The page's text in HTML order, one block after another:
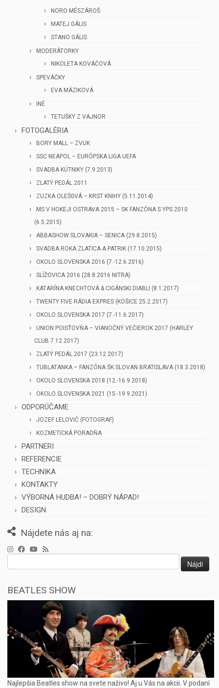
NORO MÉSZÁROŠ
MATEJ GÁLIS
STANO GÁLIS
MODERÁTORKY
NIKOLETA KOVÁČOVÁ
SPEVÁČKY
EVA MÁZIKOVÁ
INÉ
TETUŠKY Z VAJNOR
FOTOGALÉRIA
BORY MALL – ZVUK
SSC NEAPOL – EURÓPSKA LIGA UEFA
SVADBA KÚTNIKY (7.9.2013)
ZLATÝ PEDÁL 2011
ZUZKA OLEŠ0VÁ – KRST KNIHY (5.11.2014)
MS V HOKEJI OSTRAVA 2015 – SK FANZÓNA S YPS 2010
(6.5.2015)
ABBASHOW SLOVAKIA – SENICA (29.8.2015)
SVADBA ROKA ZLATICA A PATRIK (17.10.2015)
OKOLO SLOVENSKA 2016 (7.-12.6.2016)
SLÍŽOVICA 2016 (28.8.2016 NITRA)
KATARÍNA KNECHTOVÁ & CIGÁNSKI DIABLI (8.1.2017)
TWENTY FIVE RÁDIA EXPRES (KOŠICE 25.2.2017)
OKOLO SLOVENSKA 2017 (7.-11.6.2017)
UNION POISŤOVŇA – VIANOČNÝ VEČIEROK 2017 (HARLEY
CLUB 7.12.2017)
ZLATÝ PEDÁL 2017 (23.12.2017)
TUBLATANKA – FANZÓNA ŠK SLOVAN BRATISLAVA (18.3.2018)
OKOLO SLOVENSKA 2018 (12.-16.9.2018)
OKOLO SLOVENSKA 2021 (15.-19.9.2021)
ODPORÚČAME
JOZEF LELOVIČ (FOTOGRAF)
KOZMETICKÁ PORADŇA
PARTNERI
REFERENCIE
TECHNIKA
KONTAKTY
VÝBORNÁ HUDBA! – DOBRÝ NÁPAD!
DESIGN
Nájdete nás aj na:
BEATLES SHOW
Najlepšia Beatles show na svete naživo! Aj u Vás na akcii. V podaní